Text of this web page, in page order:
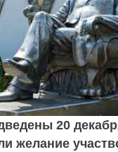
20
желание